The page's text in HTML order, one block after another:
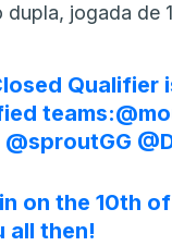
dupla, jogada de
Qualifier
teams:
@sproutGG
on the 10th
all then!